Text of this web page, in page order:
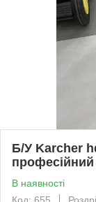
Б/У Karcher
професійний
В наявності
Код: 655